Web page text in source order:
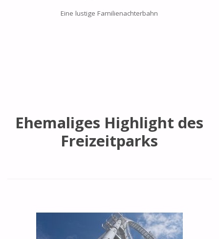
Eine lustige Familienachterbahn
Ehemaliges Highlight des
Freizeitparks